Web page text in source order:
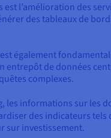
l’amélioration des
des tableaux de
également
entrepôt de données
complexes.
les informations sur les
des indicateurs tels
sur investissement.